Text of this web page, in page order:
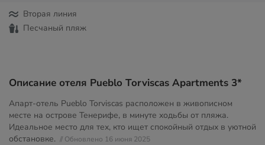
Вторая линия
Песчаный пляж
Описание отеля Pueblo Torviscas Apartments 3*
Апарт-отель Pueblo Torviscas расположен в живописном
месте на острове Тенерифе, в минуте ходьбы от пляжа.
Идеальное место для тех, кто ищет спокойный отдых в уютной
обстановке. // Обновлено 16 июня 2025